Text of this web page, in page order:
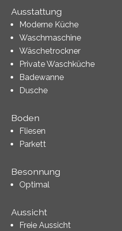
Ausstattung
Moderne Küche
Waschmaschine
Wäschetrockner
Private Waschküche
Badewanne
Dusche
Boden
Fliesen
Parkett
Besonnung
Optimal
Aussicht
Freie Aussicht